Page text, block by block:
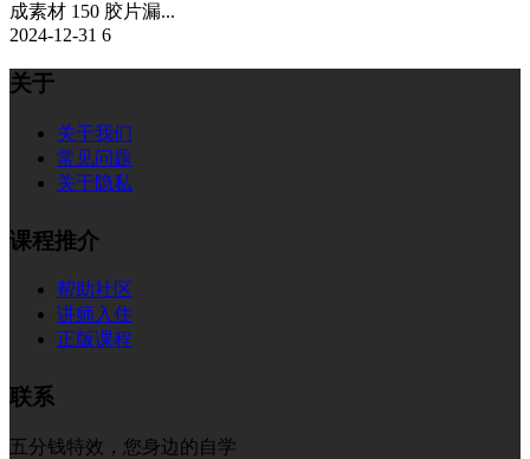
成素材 150 胶片漏...
2024-12-31 6
关于
关于我们
常见问题
关于隐私
课程推介
帮助社区
讲师入住
正版课程
联系
五分钱特效，您身边的自学